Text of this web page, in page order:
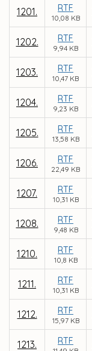
1201. RTF
10,08 KB
1202. RTF
9,94 KB
1203. RTF
10,47 KB
1204. RTF
9,23 KB
1205. RTF
13,58 KB
1206. RTF
22,49 KB
1207. RTF
10,31 KB
1208. RTF
9,48 KB
1210. RTF
10,8 KB
1211. RTF
10,31 KB
1212. RTF
15,97 KB
1213. RTF